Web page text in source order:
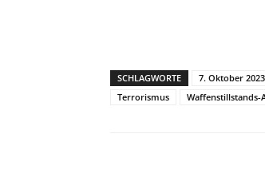
SCHLAGWORTE 7. Oktober 2023
Terrorismus
Waffenstillstands-